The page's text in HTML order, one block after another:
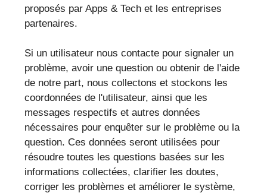
proposés par Apps & Tech et les entreprises
partenaires.
Si un utilisateur nous contacte pour signaler un
problème, avoir une question ou obtenir de l'aide
de notre part, nous collectons et stockons les
coordonnées de l'utilisateur, ainsi que les
messages respectifs et autres données
nécessaires pour enquêter sur le problème ou la
question. Ces données seront utilisées pour
résoudre toutes les questions basées sur les
informations collectées, clarifier les doutes,
corriger les problèmes et améliorer le système,